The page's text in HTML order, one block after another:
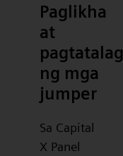
Paglikha
at
ng mga
jumper
Sa Capital
X Panel